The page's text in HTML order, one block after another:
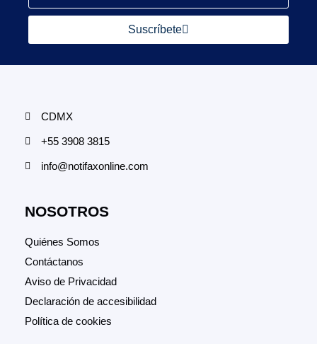
Suscríbete
CDMX
+55 3908 3815
info@notifaxonline.com
NOSOTROS
Quiénes Somos
Contáctanos
Aviso de Privacidad
Declaración de accesibilidad
Política de cookies